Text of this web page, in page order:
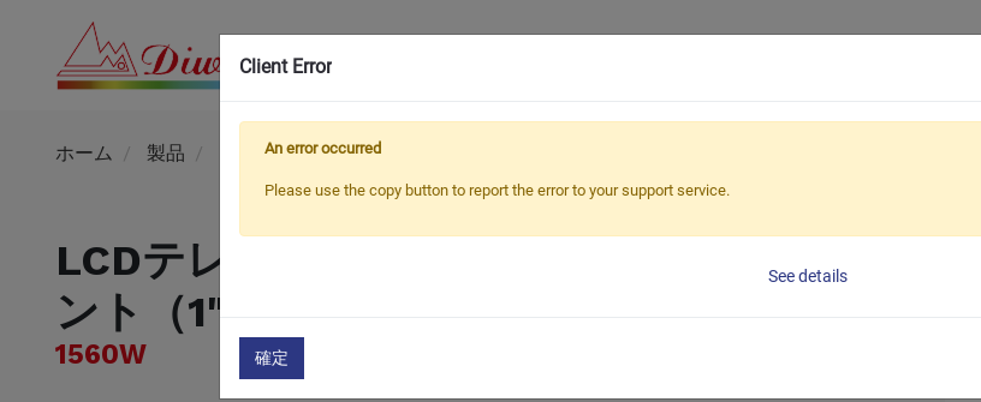
ホーム 製品 TV / モニターポールマウント LCDテレビ用スクエアチュ
LCDテレビ用スクエアチューブマウ
ント（1"-2"）
1560W
Client Error
An error occurred
Please use the copy button to report the error to your support service.
See details
確定